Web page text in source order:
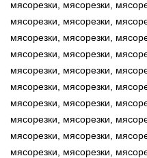
мясорезки, мясорезки,
мясорезки, мясорезки,
мясорезки, мясорезки,
мясорезки, мясорезки,
мясорезки, мясорезки,
мясорезки, мясорезки,
мясорезки, мясорезки,
мясорезки, мясорезки,
мясорезки, мясорезки,
мясорезки, мясорезки,